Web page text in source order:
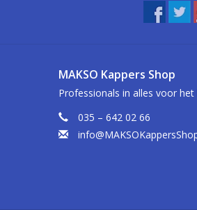
MAKSO Kappers Shop
Professionals in alles voor het
035 – 642 02 66